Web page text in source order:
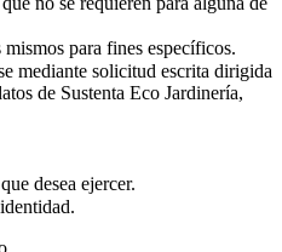
para fines específicos.
mediante solicitud escrita dirigida
de Sustenta Eco Jardinería,
desea ejercer.